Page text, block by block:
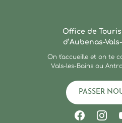
Office de
d’Aubenas-
On t'accueille et on te
Vals-les-Bains ou
PASSER
Suivez-